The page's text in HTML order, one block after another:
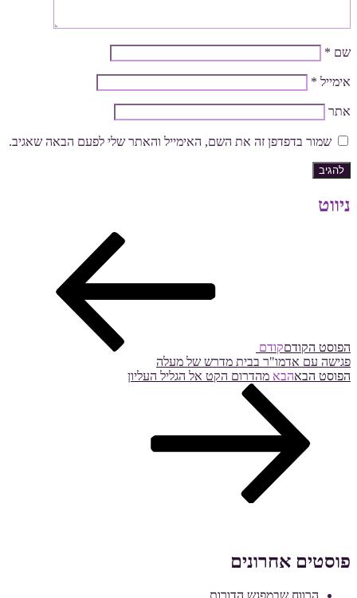
שם *
אימייל *
אתר
שמור בדפדפן זה את השם, האימייל והאתר שלי לפעם הבאה שאגיב.
ניווט
הפוסט הקודםקודם
פגישה עם אדמו"ר בבית מדרש של מעלה
הפוסט הבאהבא מהדרום הקט אל הגליל העליון
פוסטים אחרונים
הרווח שבמפגש הדורות